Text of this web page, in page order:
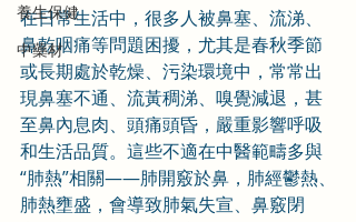
養生保健
中藥材
在日常生活中，很多人被鼻塞、流涕、
鼻乾咽痛等問題困擾，尤其是春秋季節
或長期處於乾燥、污染環境中，常常出
現鼻塞不通、流黃稠涕、嗅覺減退，甚
至鼻內息肉、頭痛頭昏，嚴重影響呼吸
和生活品質。這些不適在中醫範疇多與
“肺熱”相關——肺開竅於鼻，肺經鬱熱、
肺熱壅盛，會導致肺氣失宣、鼻竅閉